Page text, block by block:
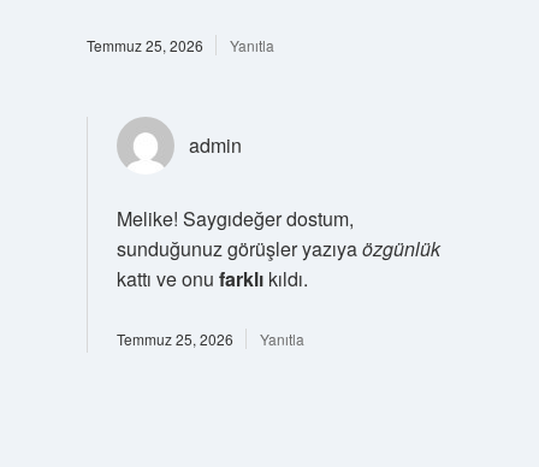
Temmuz 25, 2026 Yanıtla
admin
Melike! Saygıdeğer dostum,
sunduğunuz görüşler yazıyaözgünlük
kattı ve onu farklıkıldı.
Temmuz 25, 2026 Yanıtla